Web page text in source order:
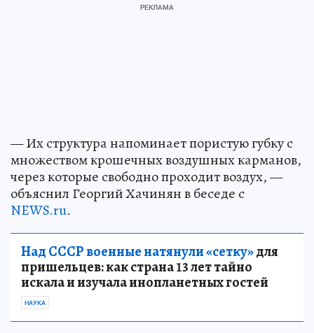
— Их структура напоминает пористую губку с
множеством крошечных воздушных карманов,
через которые свободно проходит воздух, —
объяснил Георгий Хачинян в беседе с
NEWS.ru.
Над СССР военные натянули «сетку»для
пришельцев: как страна 13 лет тайно
искала и изучала инопланетных гостей
НАУКА